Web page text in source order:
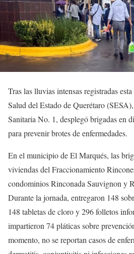
Tras las lluvias intensas registradas
Salud del Estado de Querétaro
Sanitaria No. 1, desplegó brigadas en
para prevenir brotes de enfermedades.
En el municipio de El Marqués, las
viviendas del Fraccionamiento
condominios Rinconada Sauvignon y
Durante la jornada, entregaron 148
148 tabletas de cloro y 296 folletos
impartieron 74 pláticas sobre
momento, no se reportan casos de